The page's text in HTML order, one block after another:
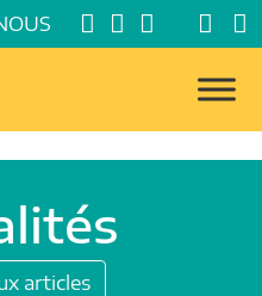
articles